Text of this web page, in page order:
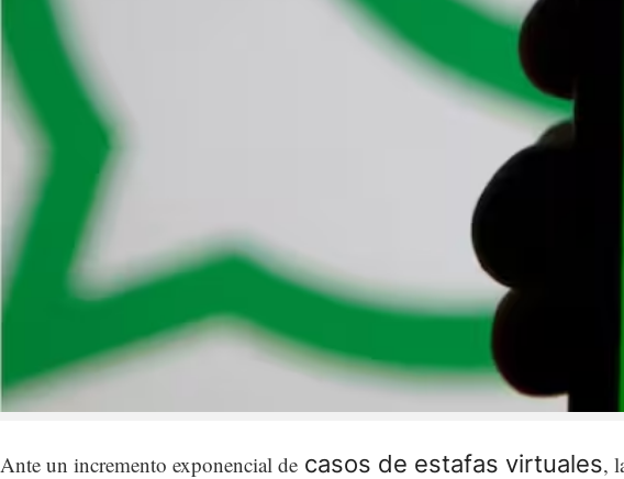
Ante un incremento exponencial de casos de estafas virtuales,